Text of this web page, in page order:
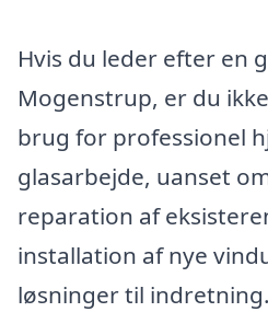
Hvis du leder efter en
Mogenstrup, er du
brug for professionel
glasarbejde, uanset
reparation af
installation af nye
løsninger til